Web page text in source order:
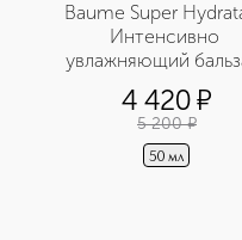
Baume Super
Интенсивно
увлажняющий
для лица
4 420¤
5 200 ¤
50 мл